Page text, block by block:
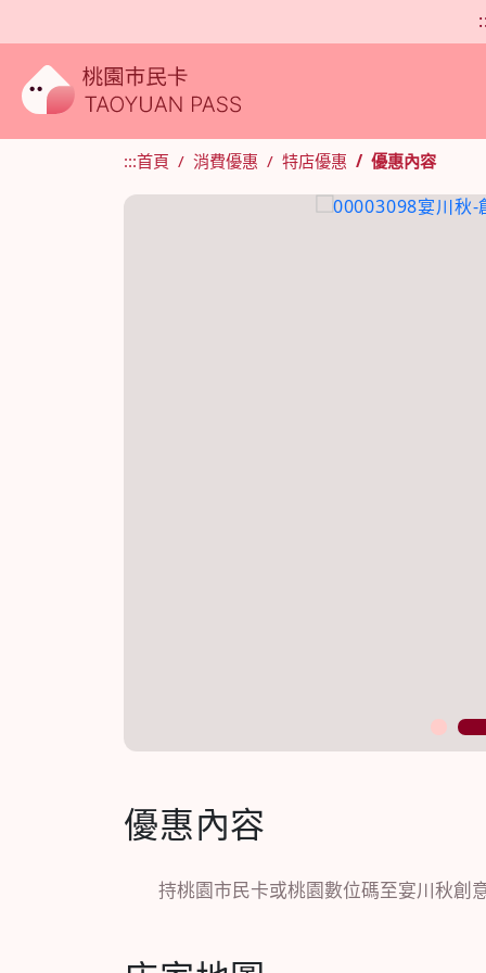
:::首頁 消費優惠 特店優惠 優惠內容
1
優惠內容
持桃園市民卡或桃園數位碼至宴川秋創